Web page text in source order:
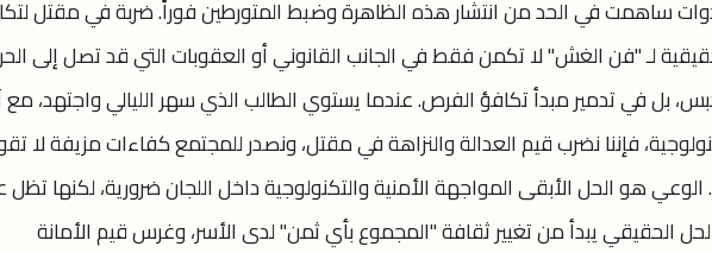
أدوات ساهمت في الحد من انتشار هذه الظاهرة وضبط المتورطين فوراً. ضربة في مقتل
لـ "فن الغش" لا تكمن فقط في الجانب القانوني أو العقوبات التي قد تصل إلى
بل في تدمير مبدأ تكافؤ الفرص. عندما يستوي الطالب الذي سهر الليالي واجتهد، مع
فإننا نضرب قيم العدالة والنزاهة في مقتل، ونصدر للمجتمع كفاءات مزيفة لا
هو الحل الأبقى المواجهة الأمنية والتكنولوجية داخل اللجان ضرورية، لكنها تظل
الحقيقي يبدأ من تغيير ثقافة "المجموع بأي ثمن" لدى الأسر، وغرس قيم الأمانة